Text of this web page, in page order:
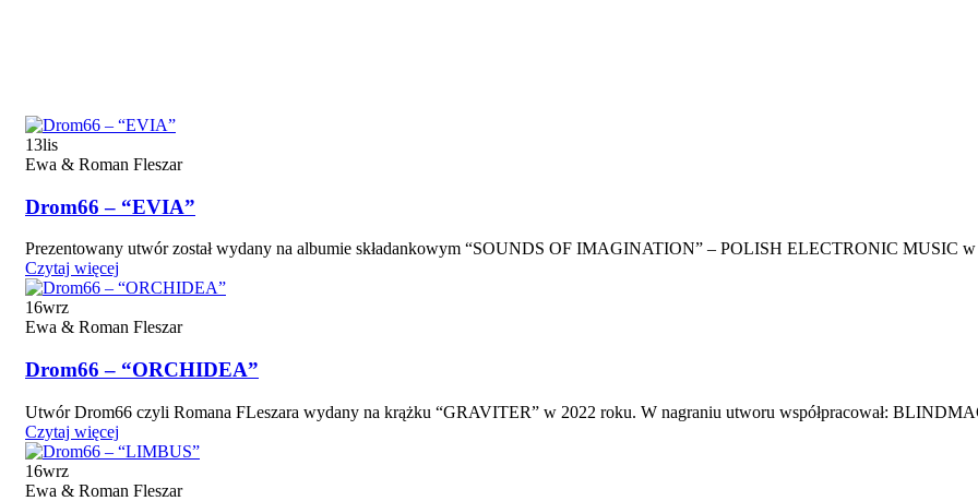
13lis
Ewa & Roman Fleszar
Drom66 – “EVIA”
Prezentowany utwór został wydany na albumie składankowym “SOUNDS OF IMAGINATION” – POLISH ELECTRONIC MUSIC w
Czytaj więcej
16wrz
Ewa & Roman Fleszar
Drom66 – “ORCHIDEA”
Utwór Drom66 czyli Romana FLeszara wydany na krążku “GRAVITER” w 2022 roku. W nagraniu utworu współpracował:
Czytaj więcej
16wrz
Ewa & Roman Fleszar